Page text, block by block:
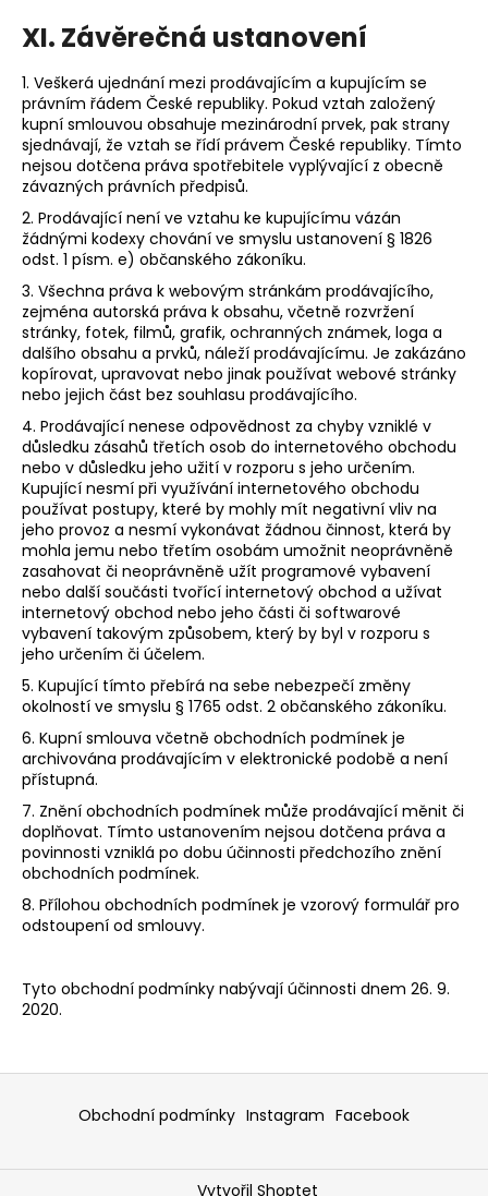
XI. Závěrečná ustanovení
1. Veškerá ujednání mezi prodávajícím a kupujícím se
právním řádem České republiky. Pokud vztah založený
kupní smlouvou obsahuje mezinárodní prvek, pak strany
sjednávají, že vztah se řídí právem České republiky. Tímto
nejsou dotčena práva spotřebitele vyplývající z obecně
závazných právních předpisů.
2. Prodávající není ve vztahu ke kupujícímu vázán
žádnými kodexy chování ve smyslu ustanovení § 1826
odst. 1 písm. e) občanského zákoníku.
3. Všechna práva k webovým stránkám prodávajícího,
zejména autorská práva k obsahu, včetně rozvržení
stránky, fotek, filmů, grafik, ochranných známek, loga a
dalšího obsahu a prvků, náleží prodávajícímu. Je zakázáno
kopírovat, upravovat nebo jinak používat webové stránky
nebo jejich část bez souhlasu prodávajícího.
4. Prodávající nenese odpovědnost za chyby vzniklé v
důsledku zásahů třetích osob do internetového obchodu
nebo v důsledku jeho užití v rozporu s jeho určením.
Kupující nesmí při využívání internetového obchodu
používat postupy, které by mohly mít negativní vliv na
jeho provoz a nesmí vykonávat žádnou činnost, která by
mohla jemu nebo třetím osobám umožnit neoprávněně
zasahovat či neoprávněně užít programové vybavení
nebo další součásti tvořící internetový obchod a užívat
internetový obchod nebo jeho části či softwarové
vybavení takovým způsobem, který by byl v rozporu s
jeho určením či účelem.
5. Kupující tímto přebírá na sebe nebezpečí změny
okolností ve smyslu § 1765 odst. 2 občanského zákoníku.
6. Kupní smlouva včetně obchodních podmínek je
archivována prodávajícím v elektronické podobě a není
přístupná.
7. Znění obchodních podmínek může prodávající měnit či
doplňovat. Tímto ustanovením nejsou dotčena práva a
povinnosti vzniklá po dobu účinnosti předchozího znění
obchodních podmínek.
8. Přílohou obchodních podmínek je vzorový formulář pro
odstoupení od smlouvy.
Tyto obchodní podmínky nabývají účinnosti dnem 26. 9.
2020.
a
Obchodní podmínky Instagram Facebook
Vytvořil Shoptet